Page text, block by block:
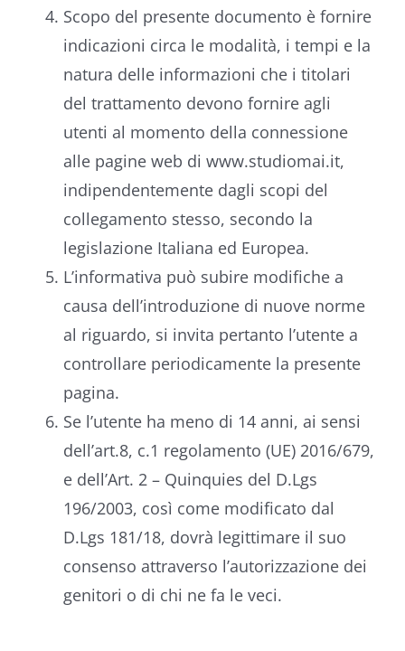
Scopo del presente documento è fornire
indicazioni circa le modalità, i tempi e la
natura delle informazioni che i titolari
del trattamento devono fornire agli
utenti al momento della connessione
alle pagine web di www.studiomai.it,
indipendentemente dagli scopi del
collegamento stesso, secondo la
legislazione Italiana ed Europea.
L’informativa può subire modifiche a
causa dell’introduzione di nuove norme
al riguardo, si invita pertanto l’utente a
controllare periodicamente la presente
pagina.
Se l’utente ha meno di 14 anni, ai sensi
dell’art.8, c.1 regolamento (UE) 2016/679,
e dell’Art. 2 – Quinquies del D.Lgs
196/2003, così come modificato dal
D.Lgs 181/18, dovrà legittimare il suo
consenso attraverso l’autorizzazione dei
genitori o di chi ne fa le veci.